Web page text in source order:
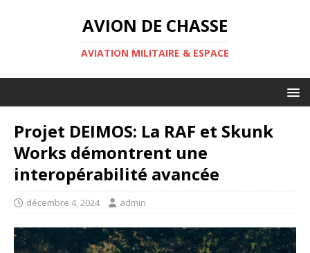
AVION DE CHASSE
AVIATION MILITAIRE & ESPACE
Projet DEIMOS: La RAF et Skunk
Works démontrent une
interopérabilité avancée
décembre 4, 2024 admin